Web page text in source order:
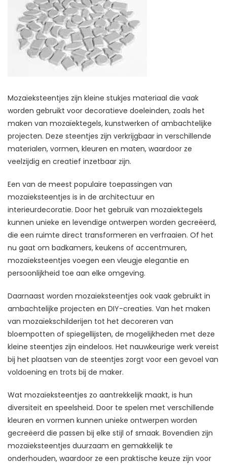
Mozaïeksteentjes zijn kleine stukjes materiaal die vaak
worden gebruikt voor decoratieve doeleinden, zoals het
maken van mozaïektegels, kunstwerken of ambachtelijke
projecten. Deze steentjes zijn verkrijgbaar in verschillende
materialen, vormen, kleuren en maten, waardoor ze
veelzijdig en creatief inzetbaar zijn.
Een van de meest populaire toepassingen van
mozaïeksteentjes is in de architectuur en
interieurdecoratie. Door het gebruik van mozaïektegels
kunnen unieke en levendige ontwerpen worden gecreëerd,
die een ruimte direct transformeren en verfraaien. Of het
nu gaat om badkamers, keukens of accentmuren,
mozaïeksteentjes voegen een vleugje elegantie en
persoonlijkheid toe aan elke omgeving.
Daarnaast worden mozaïeksteentjes ook vaak gebruikt in
ambachtelijke projecten en DIY-creaties. Van het maken
van mozaïekschilderijen tot het decoreren van
bloempotten of spiegellijsten, de mogelijkheden met deze
kleine steentjes zijn eindeloos. Het nauwkeurige werk vereist
bij het plaatsen van de steentjes zorgt voor een gevoel van
voldoening en trots bij de maker.
Wat mozaïeksteentjes zo aantrekkelijk maakt, is hun
diversiteit en speelsheid. Door te spelen met verschillende
kleuren en vormen kunnen unieke ontwerpen worden
gecreëerd die passen bij elke stijl of smaak. Bovendien zijn
mozaïeksteentjes duurzaam en gemakkelijk te
onderhouden, waardoor ze een praktische keuze zijn voor